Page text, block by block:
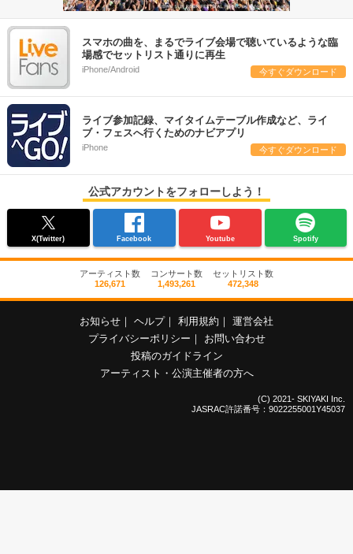
スマホの曲を、まるでライブ会場で聴いているような臨
場感でセットリスト通りに再生
iPhone/Android 今すぐダウンロード
ライブ参加記録、マイタイムテーブル作成など、ライ
ブ・フェスへ行くためのナビアプリ
iPhone 今すぐダウンロード
公式アカウントをフォローしよう！
X(Twitter) Facebook Youtube Spotify
アーティスト数
126,671
コンサート数
1,493,261
セットリスト数
472,348
お知らせ ヘルプ 利用規約
運営会社
プライバシーポリシー
お問い合わせ
投稿のガイドライン
アーティスト・公演主催者の方へ
(C) 2021- SKIYAKI Inc.
JASRAC許諾番号：9022255001Y45037